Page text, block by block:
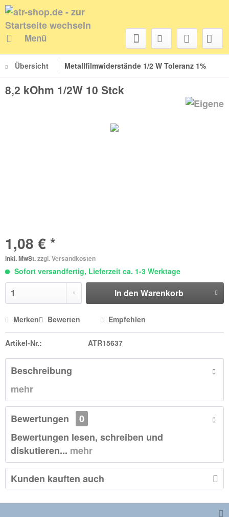
Menü
Übersicht Metallfilmwiderstände 1/2 W Toleranz 1%
8,2 kOhm 1/2W 10 Stck
1,08 € *
inkl. MwSt.zzgl. Versandkosten
Sofort versandfertig, Lieferzeit ca. 1-3 Werktage
In den Warenkorb
Merken Bewerten Empfehlen
Artikel-Nr.: ATR15637
Beschreibung
mehr
Bewertungen
0
Bewertungen lesen, schreiben und
diskutieren... mehr
Kunden kauften auch